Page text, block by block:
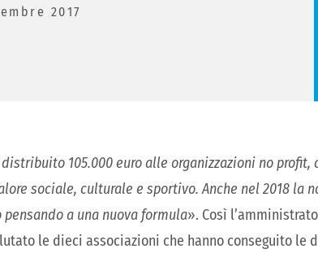
2017
105.000 euro alle organizzazioni no profit,
sociale, culturale e sportivo. Anche nel 2018 la
a una nuova formula». Così
le dieci associazioni che hanno conseguito le